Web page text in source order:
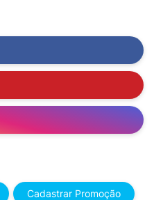
Cadastrar Promoção